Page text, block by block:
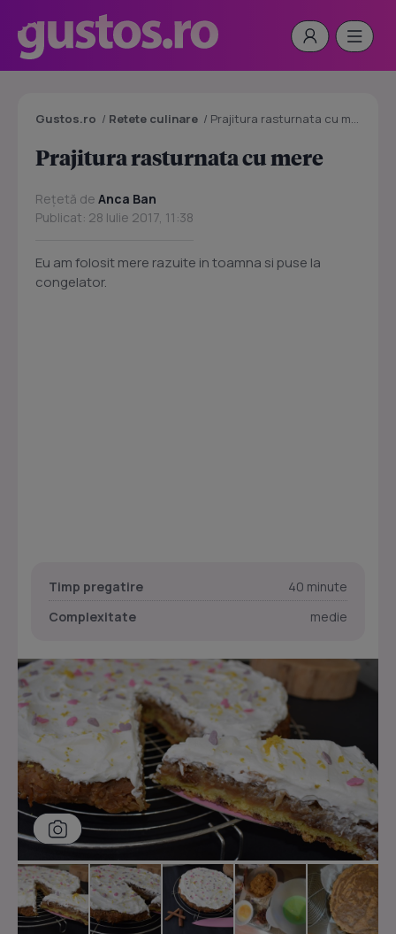
Gustos.ro / Retete culinare / Prajitura rasturnata cu mere
Prajitura rasturnata cu mere
Rețetă de Anca Ban
Publicat: 28 Iulie 2017, 11:38
Eu am folosit mere razuite in toamna si puse la
congelator.
Timp pregatire
40 minute
Complexitate
medie